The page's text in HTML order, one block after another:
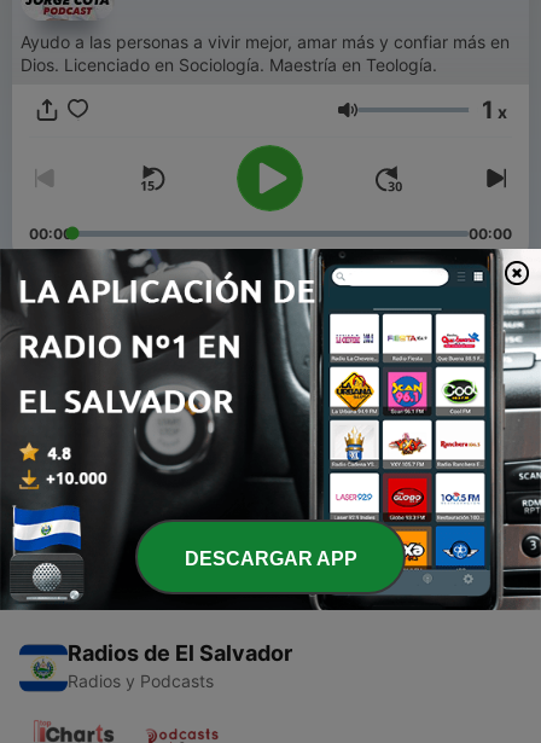
Ayudo a las personas a vivir mejor, amar más y confiar más en
Dios. Licenciado en Sociología. Maestría en Teología.
Volumen 1 x
00:00 00:00
Episodios
- Vencido por la venganza
30 jul. 2019
1 - La maldición de los malos hábitos
30 jul. 2019
Radios de El Salvador
Radios y Podcasts
DESCARGAR APP